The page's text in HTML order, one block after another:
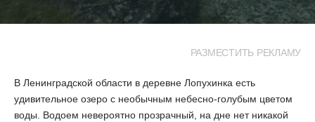
РАЗМЕСТИТЬ РЕКЛАМУ
В Ленинградской области в деревне Лопухинка есть
удивительное озеро с необычным небесно-голубым цветом
воды. Водоем невероятно прозрачный, на дне нет никакой